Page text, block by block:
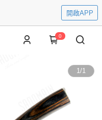
開啟APP
0
1/1